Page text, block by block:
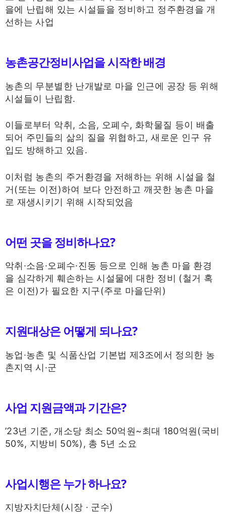
을에 난립해 있는 시설들을 정비하고 정주환경을 개
선하는 사업
농촌공간정비사업을 시작한 배경
농촌의 무분별한 난개발로 마을 인근에 공장 등 위해
시설들이 난립함.
이들로부터 악취, 소음, 오폐수, 화학물질 등이 배출
되어 주민들의 삶의 질을 위협하고, 새로운 인구 유
입도 방해하고 있음.
이처럼 농촌의 주거환경을 저해하는 위해 시설을 철
거(또는 이전)하여 보다 안전하고 깨끗한 농촌 마을
로 재생시키기 위해 시작되었음
어떤 곳을 정비하나요?
악취·소음·오폐수·진동 등으로 인해 농촌 마을 환경
을 심각하게 훼손하는 시설물에 대한 정비 (철거 혹
은 이전)가 필요한 지구(주로 마을단위)
지원대상은 어떻게 되나요?
농업·농촌 및 식품산업 기본법 제3조에서 정의한 농
촌지역 시·군
사업 지원금액과 기간은?
’23년 기준, 개소당 최소 50억원~최대 180억원(국비
50%, 지방비 50%), 총 5년 소요
사업시행은 누가 하나요?
지방자치단체(시장 · 군수)